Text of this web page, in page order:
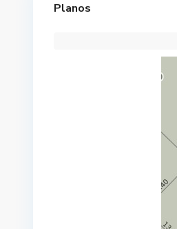
Planos